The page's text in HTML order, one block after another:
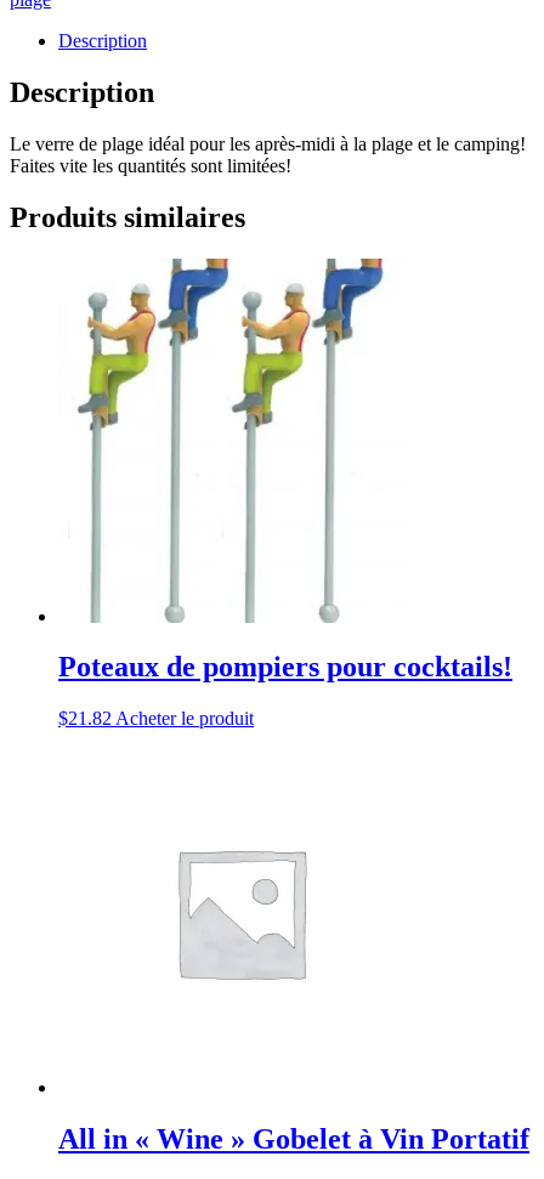
Description
Description
Le verre de plage idéal pour les après-midi à la plage et le camping!
Faites vite les quantités sont limitées!
Produits similaires
Poteaux de pompiers pour cocktails!
$21.82 Acheter le produit
All in « Wine » Gobelet à Vin Portatif